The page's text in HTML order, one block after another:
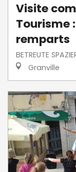
Visite
Tourisme
remparts
BETREUTE
Granville